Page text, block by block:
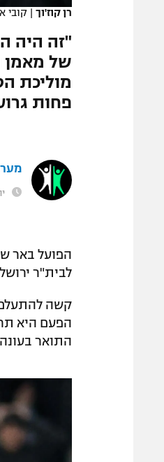
רן קוז'וך | קובי
"זה היה
של מאמן
מוליכת
פחות
הפועל באר
לבית"ר
קשה
התואר